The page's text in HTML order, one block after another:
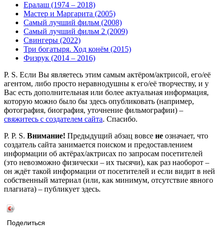
Ералаш (1974 – 2018)
Мастер и Маргарита (2005)
Самый лучший фильм (2008)
Самый лучший фильм 2 (2009)
Свингеры (2022)
Три богатыря. Ход конём (2015)
Физрук (2014 – 2016)
P. S. Если Вы являетесь этим самым актёром/актрисой, его/её
агентом, либо просто неравнодушны к его/её творчеству, и у
Вас есть дополнительная или более актуальная информация,
которую можно было бы здесь опубликовать (например,
фотография, биография, уточнение фильмографии) –
свяжитесь с создателем сайта. Спасибо.
P. P. S. Внимание! Предыдущий абзац вовсе не означает, что
создатель сайта занимается поиском и предоставлением
информации об актёрах/актрисах по запросам посетителей
(это невозможно физически – их тысячи), как раз наоборот –
он ждёт такой информации от посетителей и если видит в ней
собственный материал (или, как минимум, отсутствие явного
плагиата) – публикует здесь.
Поделиться